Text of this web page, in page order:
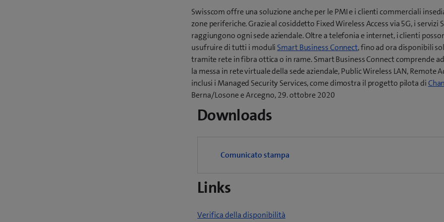
Swisscom offre una soluzione anche per le PMI e i clienti commerciali
zone periferiche. Grazie al cosiddetto Fixed Wireless Access via 5G, i servizi
raggiungono ogni sede aziendale. Oltre a telefonia e internet, i clienti
usufruire di tutti i moduli Smart Business Connect, fino ad ora disponibili
tramite rete in fibra ottica o in rame. Smart Business Connect comprende
la messa in rete virtuale della sede aziendale, Public Wireless LAN, Remote
inclusi i Managed Security Services, come dimostra il progetto pilota di
Berna/Losone e Arcegno, 29. ottobre 2020
Downloads
Comunicato stampa
Links
Verifica della disponibilità